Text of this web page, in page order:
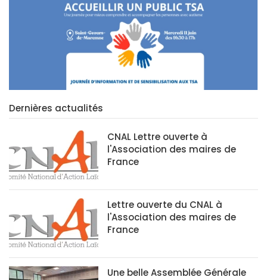
Dernières actualités
CNAL Lettre ouverte à
l'Association des maires de
France
Lettre ouverte du CNAL à
l'Association des maires de
France
Une belle Assemblée Générale